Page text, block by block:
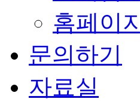
홈페이
문의하기
자료실